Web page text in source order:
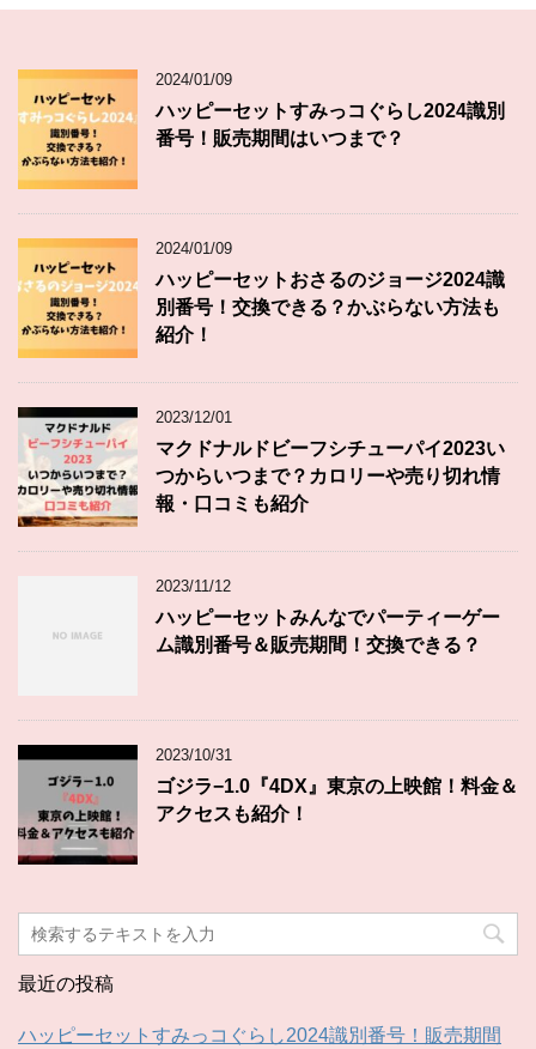
2024/01/09
ハッピーセットすみっコぐらし2024識別
番号！販売期間はいつまで？
2024/01/09
ハッピーセットおさるのジョージ2024識
別番号！交換できる？かぶらない方法も
紹介！
2023/12/01
マクドナルドビーフシチューパイ2023い
つからいつまで？カロリーや売り切れ情
報・口コミも紹介
2023/11/12
ハッピーセットみんなでパーティーゲー
ム識別番号＆販売期間！交換できる？
2023/10/31
ゴジラ−1.0『4DX』東京の上映館！料金＆
アクセスも紹介！
最近の投稿
ハッピーセットすみっコぐらし2024識別番号！販売期間